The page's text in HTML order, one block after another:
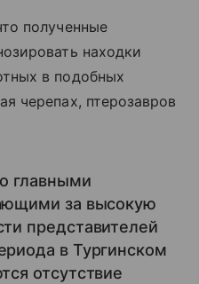
полученные
находки
в подобных
черепах, птерозавров
главными
за высокую
представителей
в Тургинском
отсутствие